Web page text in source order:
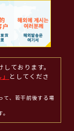
ております。
としてくださ
て、若干前後する場